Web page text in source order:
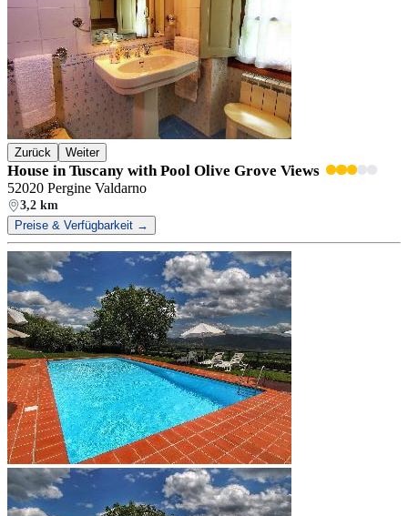
Zurück Weiter
House in Tuscany with Pool Olive Grove Views
52020 Pergine Valdarno
3,2 km
Preise & Verfügbarkeit →